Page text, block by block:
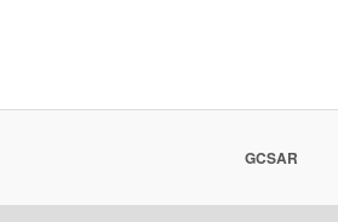
GCSAR